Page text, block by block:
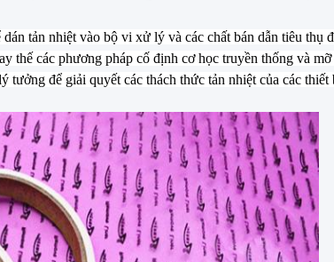
tản nhiệt vào bộ vi xử lý và các chất bán dẫn tiêu thụ
thế các phương pháp cố định cơ học truyền thống và
tưởng để giải quyết các thách thức tản nhiệt của các